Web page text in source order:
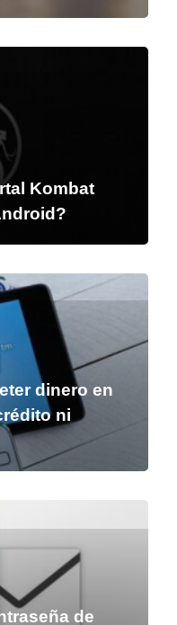
Kombat
dinero en
ni
de